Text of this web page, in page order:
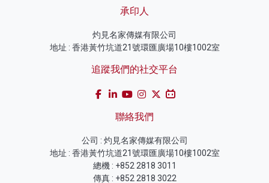
承印人
灼見名家傳媒有限公司
地址 : 香港黃竹坑道21號環匯廣場10樓1002室
追蹤我們的社交平台
聯絡我們
公司 : 灼見名家傳媒有限公司
地址 : 香港黃竹坑道21號環匯廣場10樓1002室
總機 : +852 2818 3011
傳真 : +852 2818 3022